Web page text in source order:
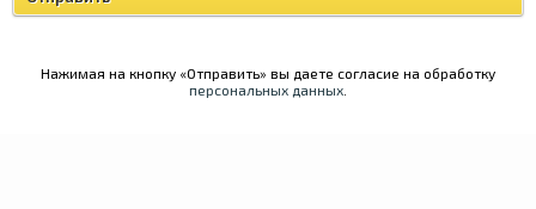
Нажимая на кнопку «Отправить» вы даете согласие на обработку
персональных данных